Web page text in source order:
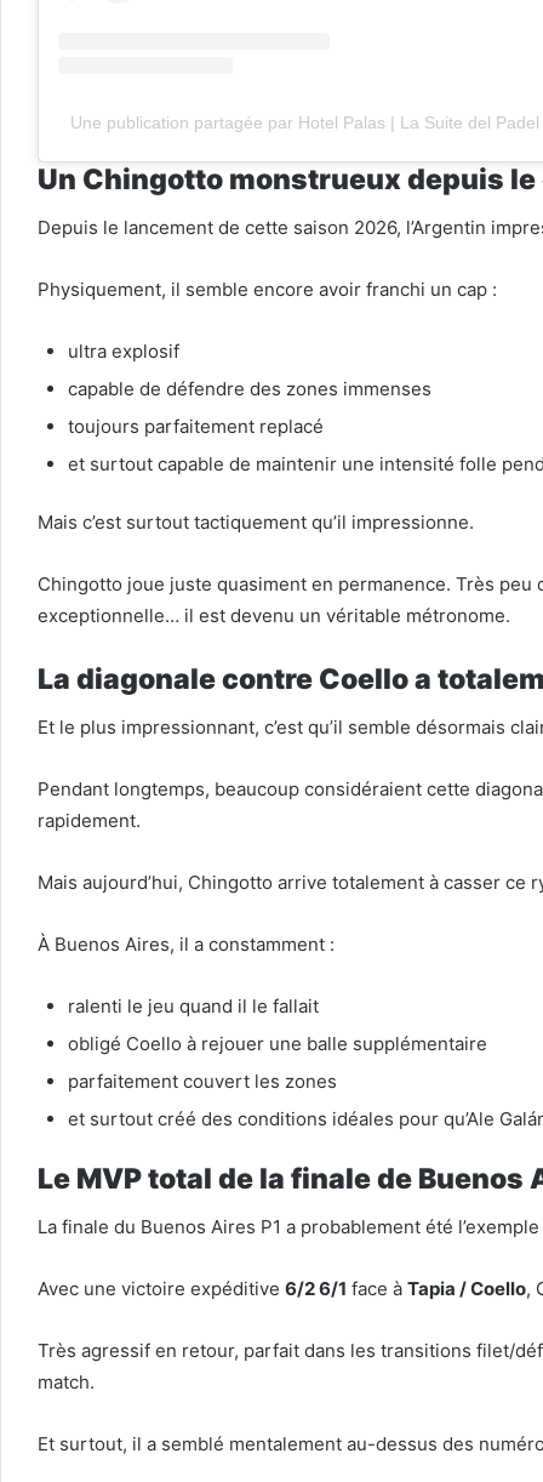
Une publication partagée par Hotel Palas | La Suite del
Un Chingotto monstrueux depuis
Depuis le lancement de cette saison 2026, l’Argentin
Physiquement, il semble encore avoir franchi un cap :
ultra explosif
capable de défendre des zones immenses
toujours parfaitement replacé
et surtout capable de maintenir une intensité folle
Mais c’est surtout tactiquement qu’il impressionne.
Chingotto joue juste quasiment en permanence. Très
exceptionnelle… il est devenu un véritable métronome.
La diagonale contre Coello a
Et le plus impressionnant, c’est qu’il semble désormais
Pendant longtemps, beaucoup considéraient cette
rapidement.
Mais aujourd’hui, Chingotto arrive totalement à casser ce
À Buenos Aires, il a constamment :
ralenti le jeu quand il le fallait
obligé Coello à rejouer une balle supplémentaire
parfaitement couvert les zones
et surtout créé des conditions idéales pour qu’Ale
Le MVP total de la finale de Buenos
La finale du Buenos Aires P1 a probablement été
Avec une victoire expéditive 6/2 6/1 face à Tapia / Coello,
Très agressif en retour, parfait dans les transitions filet/
match.
Et surtout, il a semblé mentalement au-dessus des